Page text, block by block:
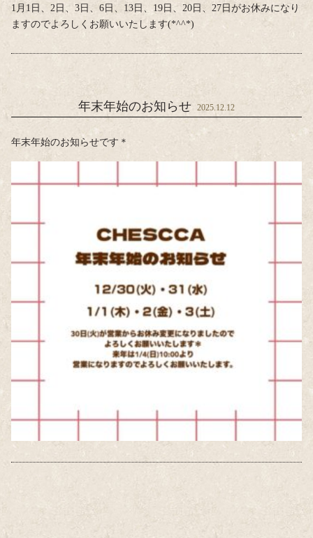
1月1日、2日、3日、6日、13日、19日、20日、27日がお休みになり
ますのでよろしくお願いいたします(*^^*)
年末年始のお知らせ 2025.12.12
年末年始のお知らせです＊